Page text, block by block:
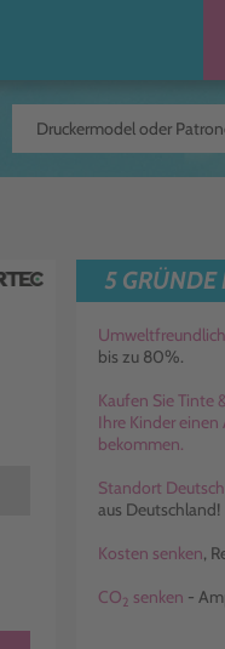
5 GRÜNDE
Umweltfreundlich
bis zu 80%.
Kaufen Sie Tinte
Ihre Kinder
bekommen.
Standort
aus Deutschland!
Kosten senken,
CO2 senken -